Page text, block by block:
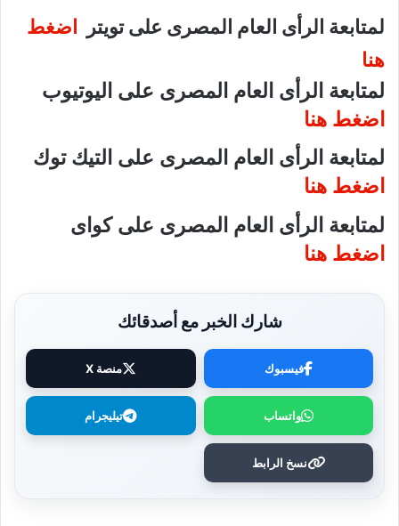
لمتابعة الرأى العام المصرى على تويتر اضغط
هنا
لمتابعة الرأى العام المصرى على اليوتيوب
اضغط هنا
لمتابعة الرأى العام المصرى على التيك توك
اضغط هنا
لمتابعة الرأى العام المصرى على كواى
اضغط هنا
شارك الخبر مع أصدقائك
فيسبوك منصة X
واتساب تيليجرام
نسخ الرابط